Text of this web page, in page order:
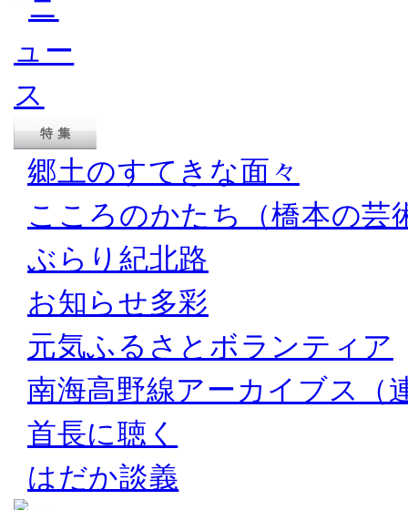
郷土のすてきな面々
こころのかたち（橋本の芸
ぶらり紀北路
お知らせ多彩
元気ふるさとボランティア
南海高野線アーカイブス（
首長に聴く
はだか談義